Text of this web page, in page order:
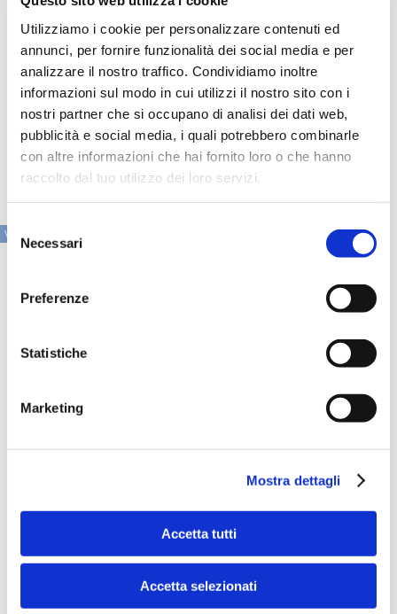
Utilizziamo i cookie per personalizzare contenuti ed
annunci, per fornire funzionalità dei social media e per
analizzare il nostro traffico. Condividiamo inoltre
informazioni sul modo in cui utilizzi il nostro sito con i
nostri partner che si occupano di analisi dei dati web,
pubblicità e social media, i quali potrebbero combinarle
con altre informazioni che hai fornito loro o che hanno
raccolto dal tuo utilizzo dei loro servizi.
Selezione
delNecessari
Preferenze
Statistiche
Marketing
Mostra dettagli
Accetta tutti
Accetta selezionati
straordinario beneficio all’azienda che li implementa, sia
sul fronte dell’automazione dei flussi (evitando scoperti o
altre situazioni critiche), sia per la riduzione dell’impatto di
finanziari.
Per scoprire tutte le opportunità di ottimizzazione dei
flussi di pagamento a disposizione delle aziende e gli uses
cases specifici, si vedaqui.
VAI ALLA SEZIONE IN PRIMO PIANO
Speciali eventi